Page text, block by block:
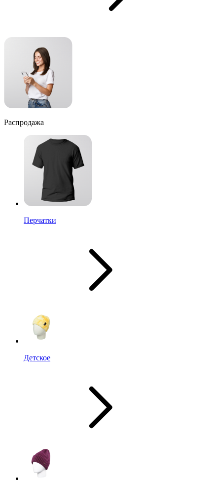
Распродажа
Перчатки
Детское